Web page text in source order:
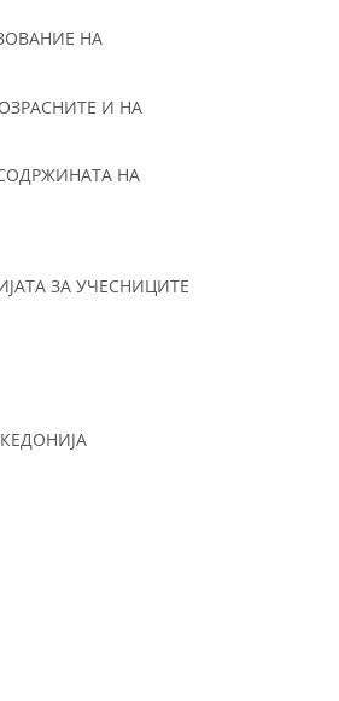
НА
И НА
НА
ЗА УЧЕСНИЦИТЕ